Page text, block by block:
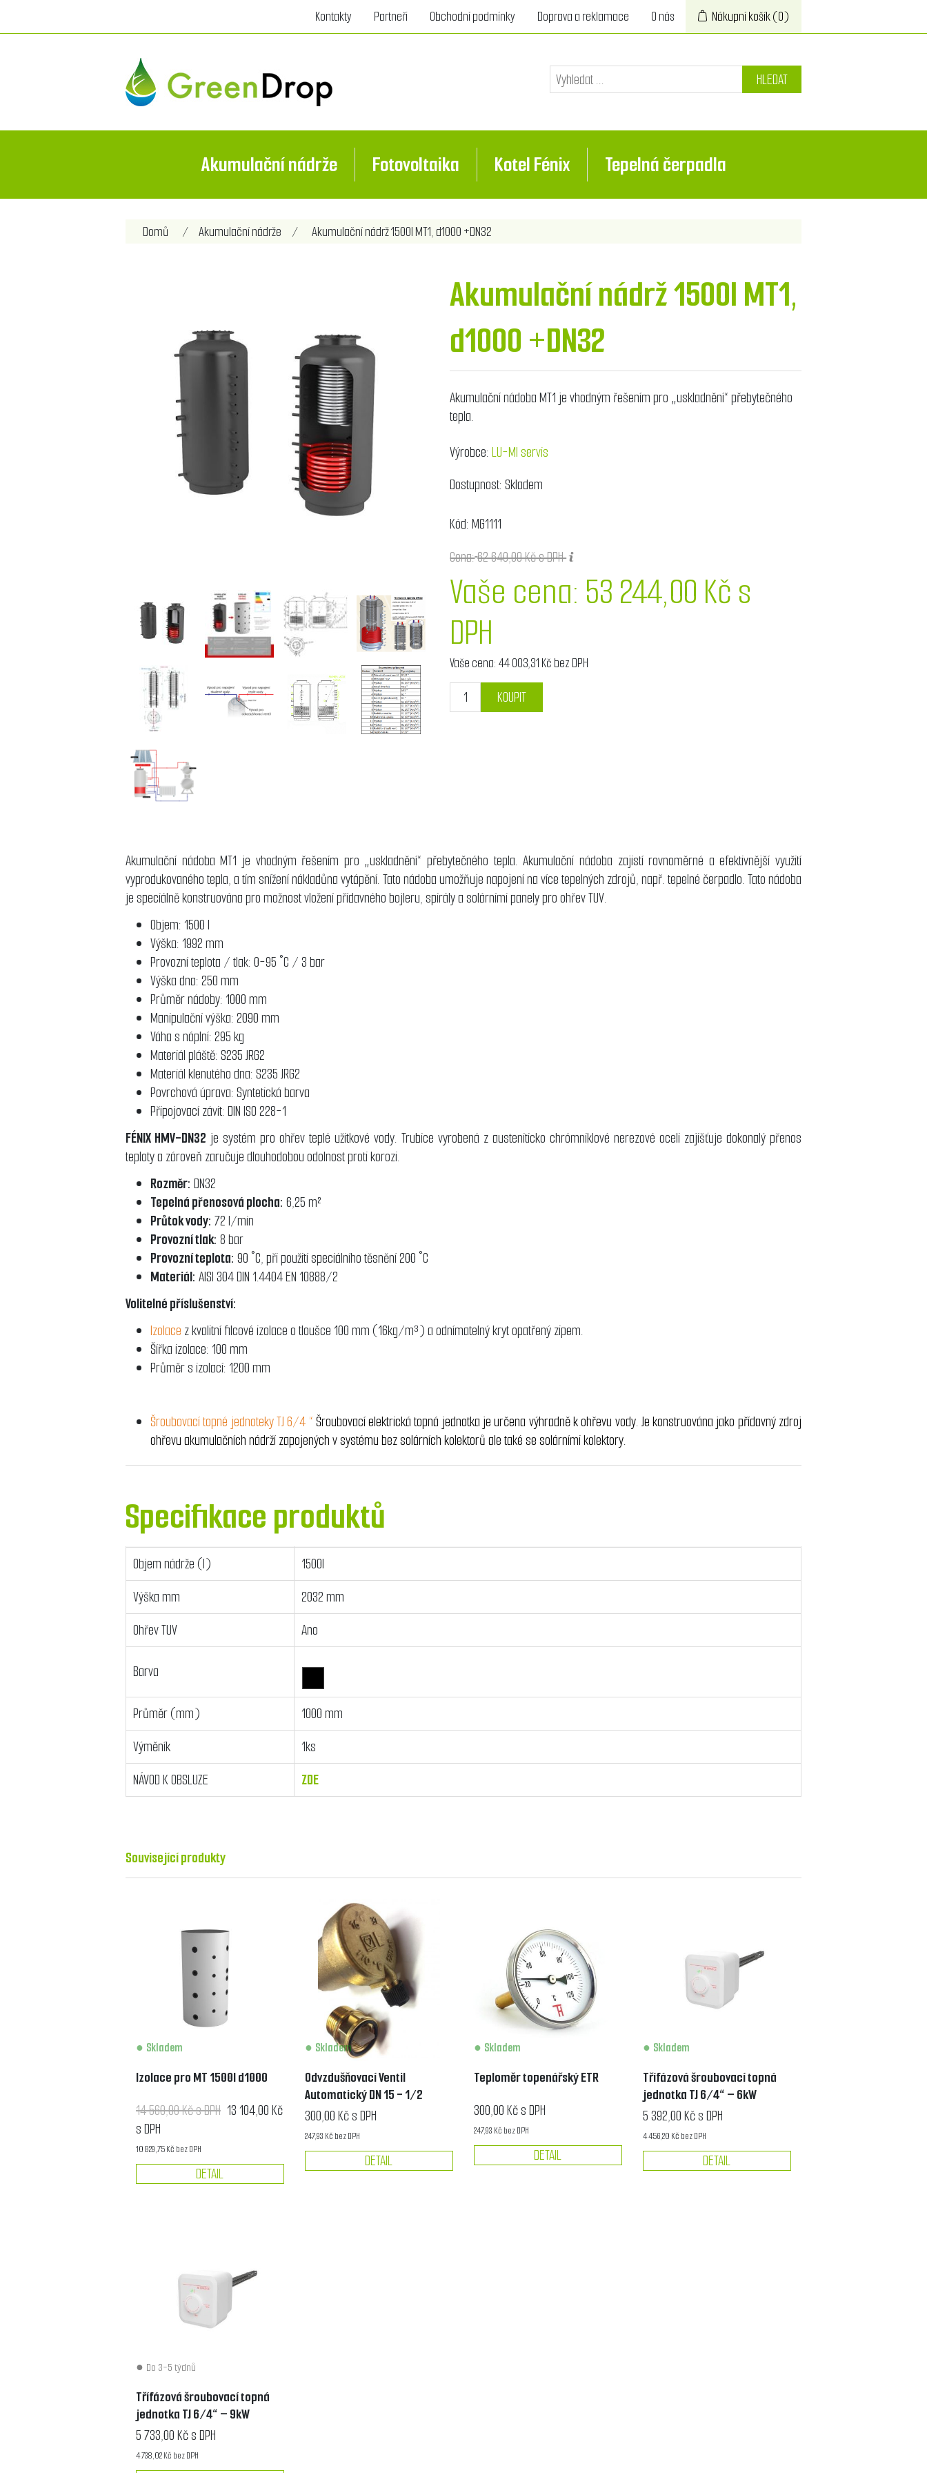
Kontakty Partneři Obchodní podmínky Doprava a reklamace O nás Nákupní košík(0)
HLEDAT
Akumulační nádrže Fotovoltaika Kotel Fénix Tepelná čerpadla
Domů / Akumulační nádrže / Akumulační nádrž 1500l MT1, d1000 +DN32
Akumulační nádrž 1500l MT1,
d1000 +DN32
Akumulační nádoba MT1 je vhodným řešením pro „uskladnění“ přebytečného
tepla.
Výrobce: LU-MI servis
Dostupnost: Skladem
Kód: MG1111
Cena:62 640,00 Kč s DPH
Vaše cena: 53 244,00 Kč s
DPH
Vaše cena: 44 003,31 Kč bez DPH
KOUPIT
Akumulační nádoba MT1 je vhodným řešením pro „uskladnění“ přebytečného tepla. Akumulační nádoba zajistí rovnoměrné a efektivnější využití
vyprodukovaného tepla, a tím snížení nákladůna vytápění. Tato nádoba umožňuje napojení na více tepelných zdrojů, např. tepelné čerpadlo. Tato nádoba
je speciálně konstruována pro možnost vložení přídavného bojleru, spirály a solárními panely pro ohřev TUV.
Objem: 1500 l
Výška: 1992 mm
Provozní teplota / tlak: 0-95 °C / 3 bar
Výška dna: 250 mm
Průměr nádoby: 1000 mm
Manipulační výška: 2090 mm
Váha s náplní: 295 kg
Materiál pláště: S235 JRG2
Materiál klenutého dna: S235 JRG2
Povrchová úprava: Syntetická barva
Připojovací závit: DIN ISO 228-1
FÉNIX HMV-DN32 je systém pro ohřev teplé užitkové vody. Trubice vyrobená z austeniticko chrómniklové nerezové oceli zajišťuje dokonalý přenos
teploty a zároveň zaručuje dlouhodobou odolnost proti korozi.
Rozměr: DN32
Tepelná přenosová plocha: 6,25 m²
Průtok vody: 72 l/min
Provozní tlak: 8 bar
Provozní teplota: 90 °C, při použití speciálního těsnění 200 °C
Materiál: AISI 304 DIN 1.4404 EN 10888/2
Volitelné příslušenství:
Izolace z kvalitní filcové izolace o tloušce 100 mm (16kg/m³) a odnímatelný kryt opatřený zipem.
Šířka izolace: 100 mm
Průměr s izolací: 1200 mm
Šroubovací topné jednoteky TJ 6/4 “ Šroubovací elektrická topná jednotka je určena výhradně k ohřevu vody. Je konstruována jako přídavný zdroj
ohřevu akumulačních nádrží zapojených v systému bez solárních kolektorů ale také se solárními kolektory.
Specifikace produktů
Název atributu
Objem nádrže (l)
1500l
Výška mm
2032 mm
Ohřev TUV
Ano
Barva
Průměr (mm)
1000 mm
Výměník
1ks
NÁVOD K OBSLUZE
ZDE
Související produkty
Skladem
Izolace pro MT 1500l d1000
14 560,00 Kč s DPH 13 104,00 Kč
s DPH
10 829,75 Kč bez DPH
DETAIL
Skladem
Odvzdušňovací Ventil
Automatický DN 15 - 1/2
300,00 Kč s DPH
247,93 Kč bez DPH
DETAIL
Skladem
Teploměr topenářský ETR
300,00 Kč s DPH
247,93 Kč bez DPH
DETAIL
Skladem
Třífázová šroubovací topná
jednotka TJ 6/4“ – 6kW
5 392,00 Kč s DPH
4 456,20 Kč bez DPH
DETAIL
Do 3-5 týdnů
Třífázová šroubovací topná
jednotka TJ 6/4“ – 9kW
5 733,00 Kč s DPH
4 738,02 Kč bez DPH